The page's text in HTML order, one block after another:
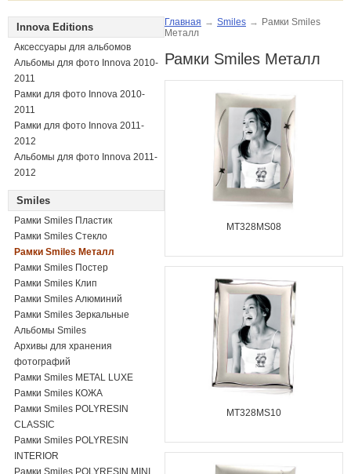
Innova Editions
Аксессуары для альбомов
Альбомы для фото Innova 2010-
2011
Рамки для фото Innova 2010-
2011
Рамки для фото Innova 2011-
2012
Альбомы для фото Innova 2011-
2012
Smiles
Рамки Smiles Пластик
Рамки Smiles Стекло
Рамки Smiles Металл
Рамки Smiles Постер
Рамки Smiles Клип
Рамки Smiles Алюминий
Рамки Smiles Зеркальные
Альбомы Smiles
Архивы для хранения
фотографий
Рамки Smiles METAL LUXE
Рамки Smiles КОЖА
Рамки Smiles POLYRESIN
CLASSIC
Рамки Smiles POLYRESIN
INTERIOR
Рамки Smiles POLYRESIN MINI
Главная → Smiles → Рамки Smiles
Металл
Рамки Smiles Металл
MT328MS08
MT328MS10